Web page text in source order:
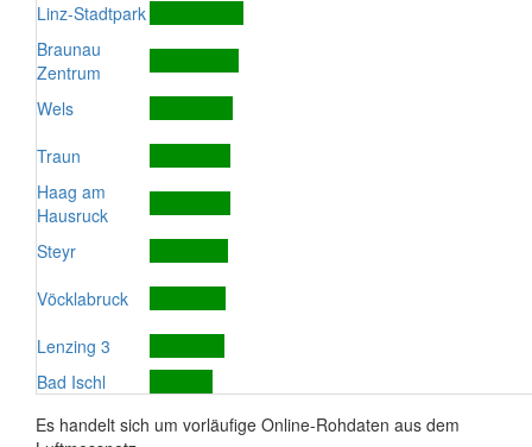
Linz-Stadtpark
Braunau
Zentrum
Wels
Traun
Haag am
Hausruck
Steyr
Vöcklabruck
Lenzing 3
Bad Ischl
Es handelt sich um vorläufige Online-Rohdaten aus dem